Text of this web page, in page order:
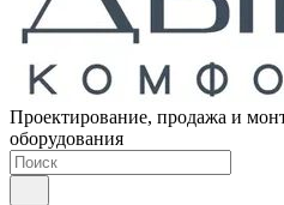
Проектирование, продажа и
оборудования